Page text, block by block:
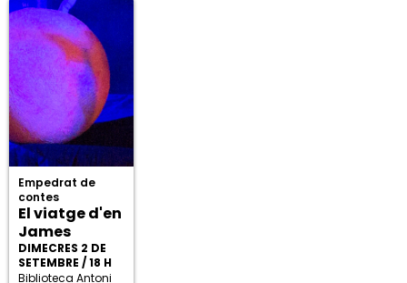
Empedrat de
contes
El viatge d'en
James
DIMECRES 2 DE
SETEMBRE / 18 H
Biblioteca Antoni